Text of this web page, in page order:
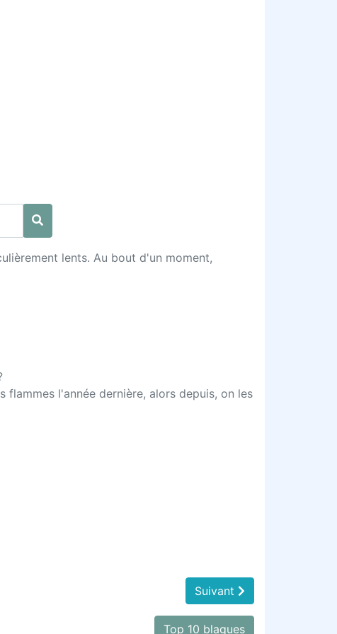
lents. Au bout d'un moment,
l'année dernière, alors depuis, on les
Suivant
Top 10 blagues